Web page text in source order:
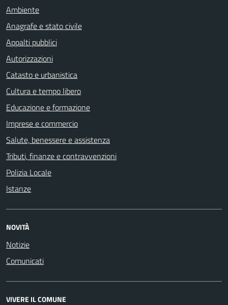
Ambiente
Anagrafe e stato civile
Appalti pubblici
Autorizzazioni
Catasto e urbanistica
Cultura e tempo libero
Educazione e formazione
Imprese e commercio
Salute, benessere e assistenza
Tributi, finanze e contravvenzioni
Polizia Locale
Istanze
NOVITÀ
Notizie
Comunicati
VIVERE IL COMUNE